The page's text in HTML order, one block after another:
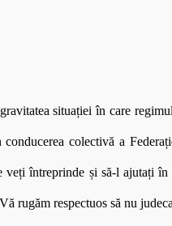
situației în care
colectivă a
întreprinde și să-l ajutați
rugăm respectuos să nu